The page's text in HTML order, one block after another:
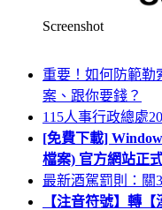
Screenshot
重要！如何防範勒
案、跟你要錢？
115人事行政總處
[免費下載]
檔案) 官方網站正
最新酒駕罰則：關
【注音符號】轉